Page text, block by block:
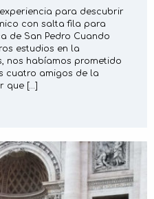
para descubrir
con salta fila para
de San Pedro Cuando
estudios en la
nos habíamos prometido
cuatro amigos de la
que […]